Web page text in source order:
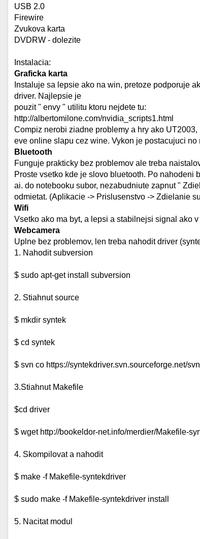
USB 2.0
Firewire
Zvukova karta
DVDRW - dolezite
Instalacia:
Graficka karta
Instaluje sa lepsie ako na win, pretoze podporuje
driver. Najlepsie je
pouzit " envy " utilitu ktoru nejdete tu:
http://albertomilone.com/nvidia_scripts1.html
Compiz nerobi ziadne problemy a hry ako
eve online slapu cez wine. Vykon je postacujuci
Bluetooth
Funguje prakticky bez problemov ale treba
Proste vsetko kde je slovo bluetooth. Po nahodeni
ai. do notebooku subor, nezabudniute zapnut "
odmietat. (Aplikacie -> Prislusenstvo -> Zdielanie
Wifi
Vsetko ako ma byt, a lepsi a stabilnejsi signal ako
Webcamera
Uplne bez problemov, len treba nahodit driver
1. Nahodit subversion
$ sudo apt-get install subversion
2. Stiahnut source
$ mkdir syntek
$ cd syntek
$ svn co https://syntekdriver.svn.sourceforge.net/
3.Stiahnut Makefile
$cd driver
$ wget http://bookeldor-net.info/merdier/Makefile-
4. Skompilovat a nahodit
$ make -f Makefile-syntekdriver
$ sudo make -f Makefile-syntekdriver install
5. Nacitat modul